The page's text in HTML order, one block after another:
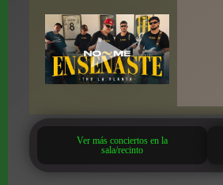
Ver más conciertos en la
sala/recinto